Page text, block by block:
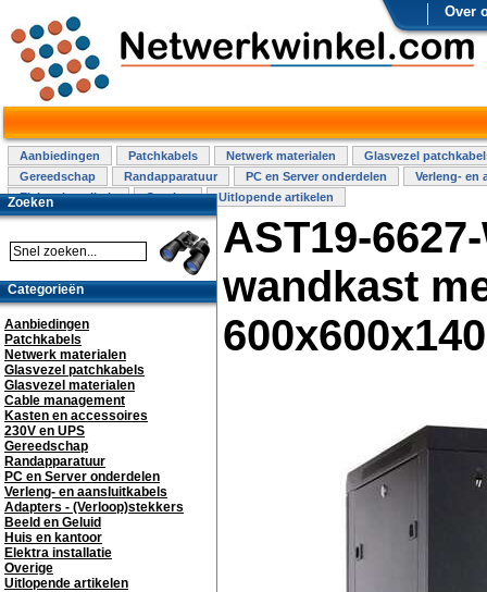
Over
Aanbiedingen Patchkabels Netwerk materialen
Glasvezel
Gereedschap
Randapparatuur PC en Server onderdelen
Verleng- en
Elektra installatie
Overige Uitlopende artikelen
AST19-
wandkast
Zoeken
Categorieën
Aanbiedingen
Patchkabels
Netwerk materialen
Glasvezel patchkabels
Glasvezel materialen
Cable management
Kasten en accessoires
230V en UPS
Gereedschap
Randapparatuur
PC en Server onderdelen
Verleng- en aansluitkabels
Adapters - (Verloop)stekkers
Beeld en Geluid
Huis en kantoor
Elektra installatie
Overige
Uitlopende artikelen